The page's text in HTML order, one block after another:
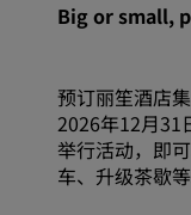
Big or small,
预订丽笙酒店
2026年12月31
举行活动，即
车、升级茶歇等